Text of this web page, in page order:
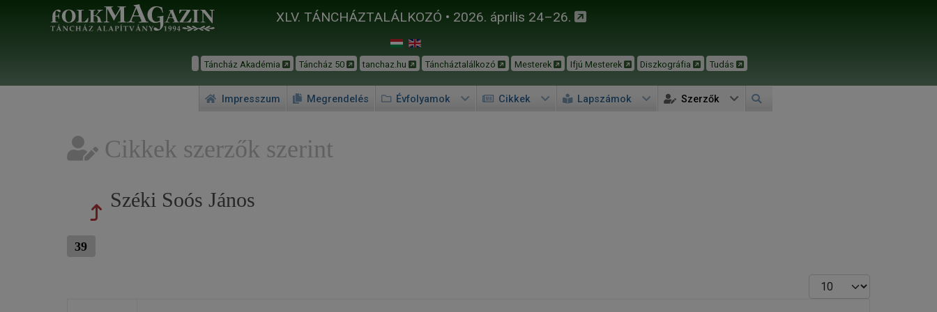
XLV. TÁNCHÁZTALÁLKOZÓ • 2026. április 24–26.
Táncház Akadémia Táncház 50 tanchaz.hu Táncháztalálkozó Mesterek Ifjú Mesterek Diszkográfia Tudás
Impresszum Megrendelés Évfolyamok Cikkek Lapszámok Szerzők
Cikkek szerzők szerint
Széki Soós János
39
Tételek #